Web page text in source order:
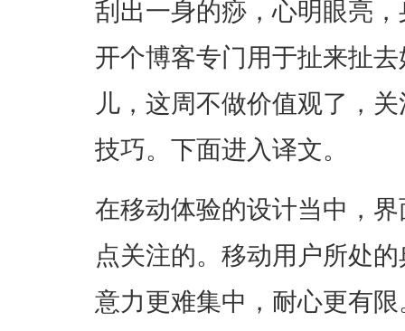
刮出一身的痧，心明眼亮
开个博客专门用于扯来扯
儿，这周不做价值观了，
技巧。下面进入译文。
在移动体验的设计当中，
点关注的。移动用户所处
意力更难集中，耐心更有